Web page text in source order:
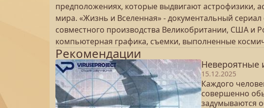
предположениях, которые выдвигают астрофизики,
мира. «Жизнь и Вселенная» - документальный
совместного производства Великобритании, США и
компьютерная графика, съемки, выполненные
Рекомендации
Невероятные
15.12.2025
Каждого
совершенно
задумываются